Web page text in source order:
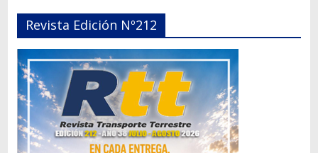
Revista Edición Nº212